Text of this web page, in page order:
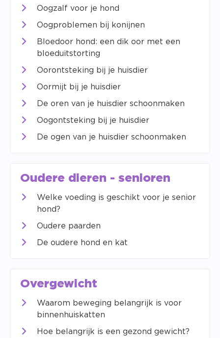
Oogzalf voor je hond
Oogproblemen bij konijnen
Bloedoor hond: een dik oor met een
bloeduitstorting
Oorontsteking bij je huisdier
Oormijt bij je huisdier
De oren van je huisdier schoonmaken
Oogontsteking bij je huisdier
De ogen van je huisdier schoonmaken
Oudere dieren - senioren
Welke voeding is geschikt voor je senior
hond?
Oudere paarden
De oudere hond en kat
Overgewicht
Waarom beweging belangrijk is voor
binnenhuiskatten
Hoe belangrijk is een gezond gewicht?